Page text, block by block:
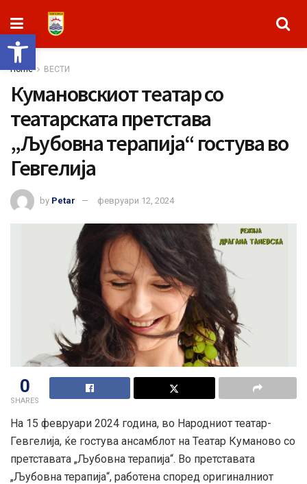
Open toolbar
Home ВЕСТИ
Кумановскиот театар со
театарската претстава
„Љубовна терапија“ гостува во
Гевгелија
by Petar февруари 12, 2024
0
SHARES
На 15 февруари 2024 година, во Народниот театар-
Гевгелија, ќе гостува ансамблот на Театар Куманово со
претставата „Љубовна терапија“. Во претставата
„Љубовна терапија“, работена според оригиналниот